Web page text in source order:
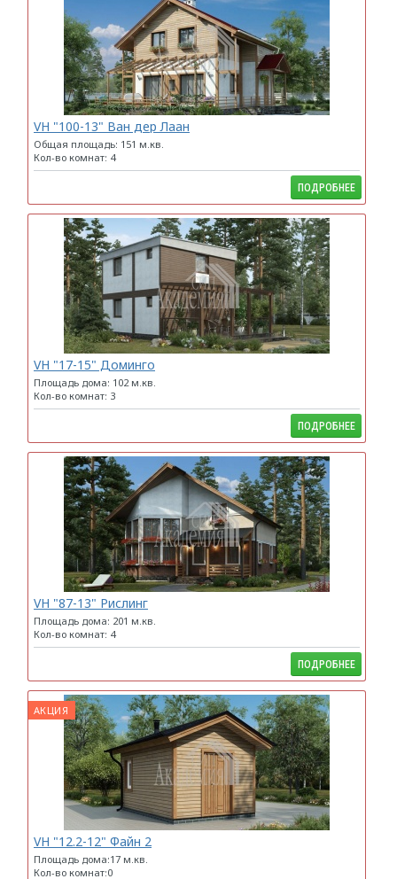
VH "100-13" Ван дер Лаан
Общая площадь: 151 м.кв.
Кол-во комнат: 4
ПОДРОБНЕЕ
VH "17-15" Доминго
Площадь дома: 102 м.кв.
Кол-во комнат: 3
ПОДРОБНЕЕ
VH "87-13" Рислинг
Площадь дома: 201 м.кв.
Кол-во комнат: 4
ПОДРОБНЕЕ
АКЦИЯ
VH "12.2-12" Файн 2
Площадь дома:17 м.кв.
Кол-во комнат:0